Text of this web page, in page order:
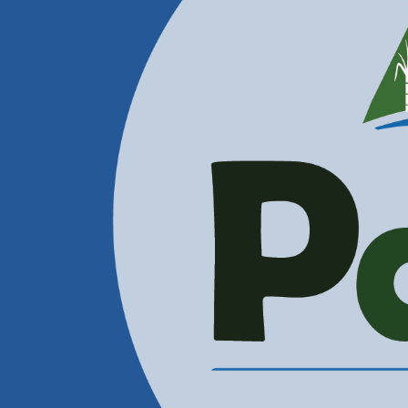
Correos Electrónicos